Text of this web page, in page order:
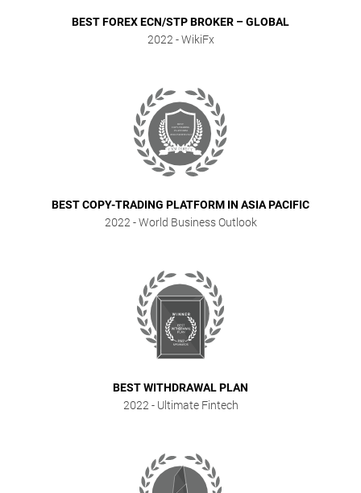
BEST FOREX ECN/STP BROKER – GLOBAL
2022 - WikiFx
BEST COPY-TRADING PLATFORM IN ASIA PACIFIC
2022 - World Business Outlook
BEST WITHDRAWAL PLAN
2022 - Ultimate Fintech